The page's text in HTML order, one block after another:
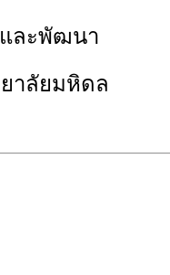
และพัฒนา
าลัยมหิดล